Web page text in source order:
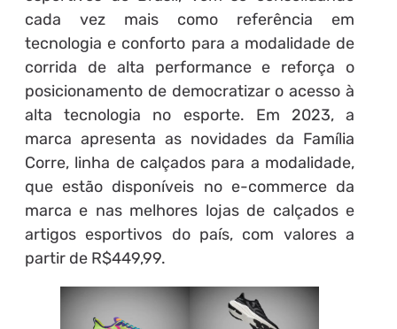
cada vez mais como referência em
tecnologia e conforto para a modalidade de
corrida de alta performance e reforça o
posicionamento de democratizar o acesso à
alta tecnologia no esporte. Em 2023, a
marca apresenta as novidades da Família
Corre, linha de calçados para a modalidade,
que estão disponíveis no e-commerce da
marca e nas melhores lojas de calçados e
artigos esportivos do país, com valores a
partir de R$449,99.